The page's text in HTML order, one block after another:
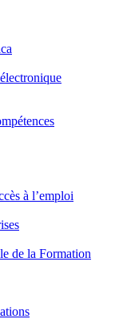
à l’emploi
de la Formation